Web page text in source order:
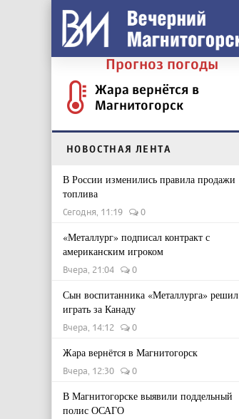
Прогноз погоды
Жара вернётся в
Магнитогорск
НОВОСТНАЯ ЛЕНТА
В России изменились правила продажи
топлива
Сегодня, 11:19 0
«Металлург» подписал контракт с
американским игроком
Вчера, 21:04 0
Сын воспитанника «Металлурга» решил
играть за Канаду
Вчера, 14:12 0
Жара вернётся в Магнитогорск
Вчера, 12:30 0
В Магнитогорске выявили поддельный
полис ОСАГО